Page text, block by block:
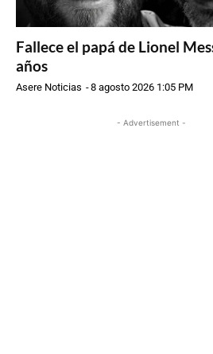
Fallece el papá de Lionel
años
Asere Noticias -8 agosto 2026 1:05 PM
- Advertisement -